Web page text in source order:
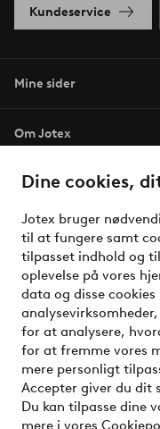
Dine cookies,
Jotex bruger
til at fungere samt
tilpasset indhold og
oplevelse på vores
data og disse
for at analysere,
for at fremme vores
mere personligt
Accepter giver du dit
Du kan tilpasse dine
mere i vores
Kundeservice
Mine sider
Om Jotex
Vilkår
Venner
Sikre
Vil du vide mere